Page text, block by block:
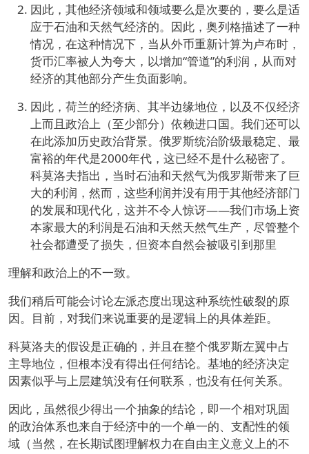
因此，其他经济领域和领域要么是次要的，要么是适
应于石油和天然气经济的。因此，奥列格描述了一种
情况，在这种情况下，当从外币重新计算为卢布时，
货币汇率被人为夸大，以增加“管道”的利润，从而对
经济的其他部分产生负面影响。
因此，荷兰的经济病、其半边缘地位，以及不仅经济
上而且政治上（至少部分）依赖进口国。我们还可以
在此添加历史政治背景。俄罗斯统治阶级最稳定、最
富裕的年代是2000年代，这已经不是什么秘密了。
科莫洛夫指出，当时石油和天然气为俄罗斯带来了巨
大的利润，然而，这些利润并没有用于其他经济部门
的发展和现代化，这并不令人惊讶——我们市场上资
本家最大的利润是石油和天然天然气生产，尽管整个
社会都遭受了损失，但资本自然会被吸引到那里
理解和政治上的不一致。
我们稍后可能会讨论左派态度出现这种系统性破裂的原
因。目前，对我们来说重要的是逻辑上的具体差距。
科莫洛夫的假设是正确的，并且在整个俄罗斯左翼中占
主导地位，但根本没有得出任何结论。基地的经济决定
因素似乎与上层建筑没有任何联系，也没有任何关系。
因此，虽然很少得出一个抽象的结论，即一个相对巩固
的政治体系也来自于经济中的一个单一的、支配性的领
域（当然，在长期试图理解权力在自由主义意义上的不